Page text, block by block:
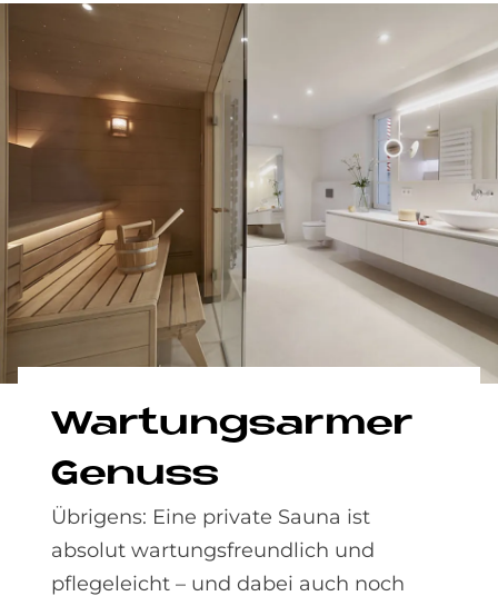
War­tungs­ar­mer
Ge­nuss
Übrigens: Eine private Sauna ist
absolut wartungsfreundlich und
pflegeleicht – und dabei auch noch